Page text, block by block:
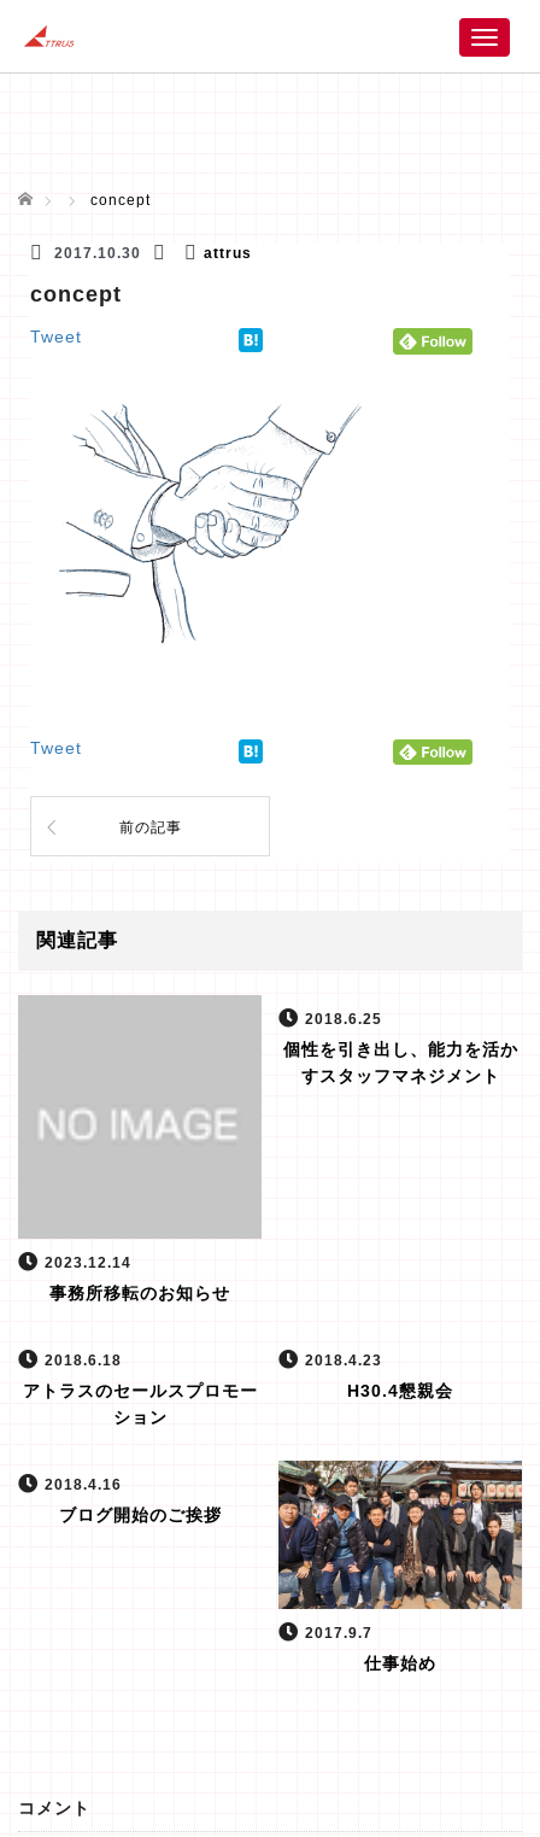
T
ホーム concept
2017.10.30 attrus
concept
Tweet
Tweet
前の記事
関連記事
2023.12.14
事務所移転のお知らせ
2018.6.25
個性を引き出し、能力を活か
すスタッフマネジメント
2018.6.18
アトラスのセールスプロモー
ション
2018.4.23
H30.4懇親会
2018.4.16
ブログ開始のご挨拶
2017.9.7
仕事始め
コメント